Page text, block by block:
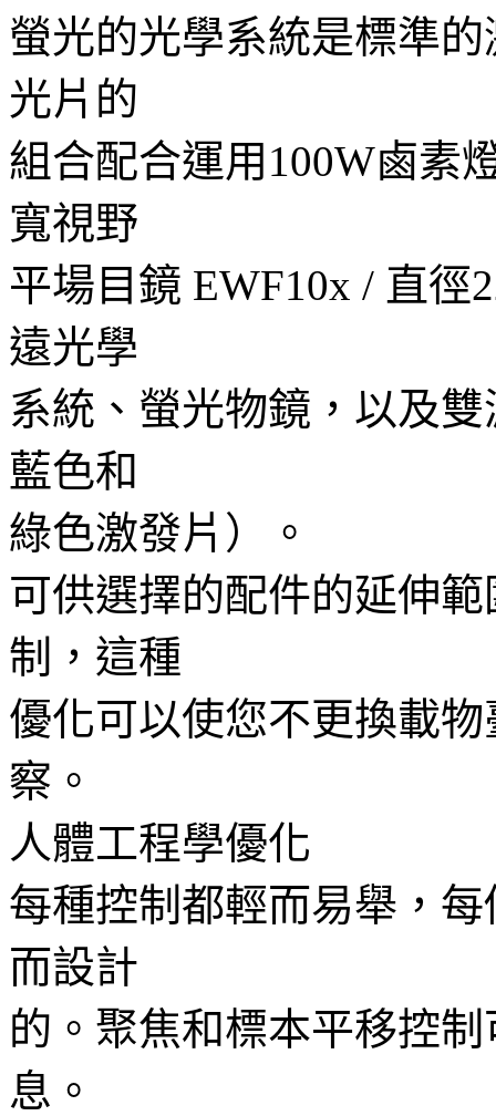
螢光的光學系統是標準
光片的
組合配合運用 100W鹵素
寬視野
平場目鏡 EWF10x / 直徑
遠光學
系統、螢光物鏡，以及
藍色和
綠色激發片）。
可供選擇的配件的延伸
制，這種
優化可以使您不更換載
察。
人體工程學優化
每種控制都輕而易舉，
而設計
的。聚焦和標本平移控
息。